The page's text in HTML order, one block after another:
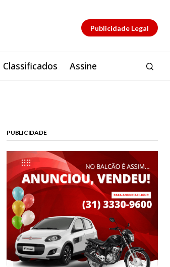
Publicidade Legal
Classificados Assine
PUBLICIDADE